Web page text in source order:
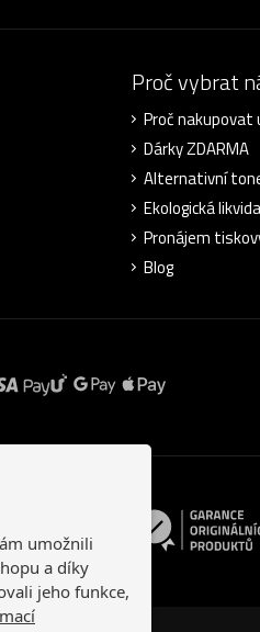
Proč vybrat
Proč nakupovat
Dárky ZDARMA
Alternativní
Ekologická
Pronájem
Blog
umožnili
a díky
jeho funkce,